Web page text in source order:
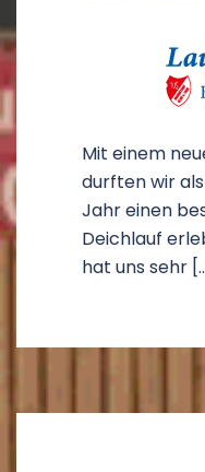
Mit einem
durften wir
Jahr einen
Deichlauf
hat uns sehr